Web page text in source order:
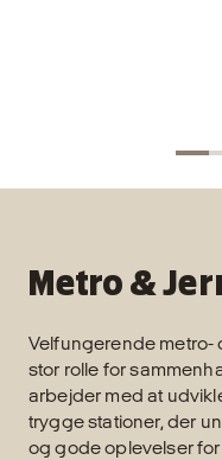
Metro &
Velfungerende metro-
stor rolle for
arbejder med at
trygge stationer, der
og gode oplevelser